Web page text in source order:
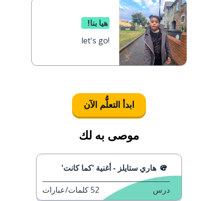
هيا بنا!
let's go!
ابدأ التعلُّم الآن
موصى به لك
هاري ستايلز - أغنية 'كما كانت'
درس 52كلمات/عبارات